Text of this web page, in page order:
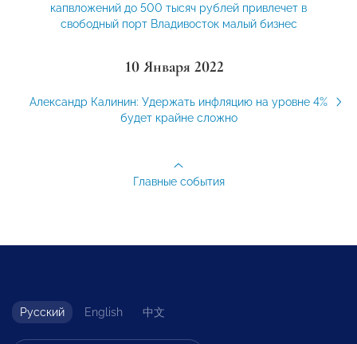
капвложений до 500 тысяч рублей привлечет в
свободный порт Владивосток малый бизнес
10 Января 2022
Александр Калинин: Удержать инфляцию на уровне 4%
будет крайне сложно
Главные события
Русский English 中文